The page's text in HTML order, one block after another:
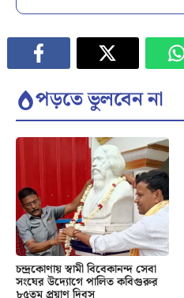
পড়তে ভুলবেন না
চন্দ্রকোণায় স্বামী বিবেকানন্দ সেবা
সংঘের উদ্যোগে পালিত কবিগুরুর
৮৫তম প্রয়াণ দিবস